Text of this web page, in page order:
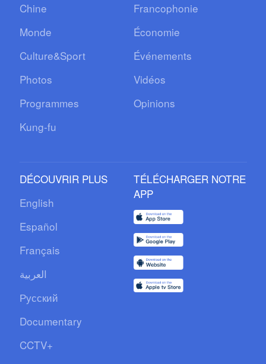
Chine
Francophonie
Monde
Économie
Culture&Sport
Événements
Photos
Vidéos
Programmes
Opinions
Kung-fu
DÉCOUVRIR PLUS
English
Español
Français
العربية
Русский
Documentary
CCTV+
TÉLÉCHARGER NOTRE
APP